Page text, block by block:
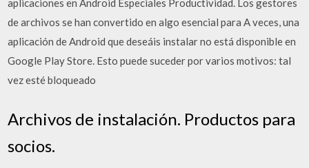
aplicaciones en Android Especiales Productividad. Los gestores
de archivos se han convertido en algo esencial para A veces, una
aplicación de Android que deseáis instalar no está disponible en
Google Play Store. Esto puede suceder por varios motivos: tal
vez esté bloqueado
Archivos de instalación. Productos para
socios.